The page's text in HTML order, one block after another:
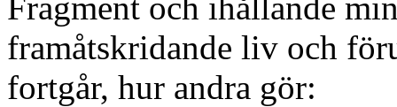
framåtskridande liv och
fortgår, hur andra gör: